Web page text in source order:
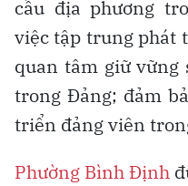
cầu địa phương
việc tập trung phát
quan tâm giữ vững
trong Đảng; đảm
triển đảng viên
Phường Bình Định